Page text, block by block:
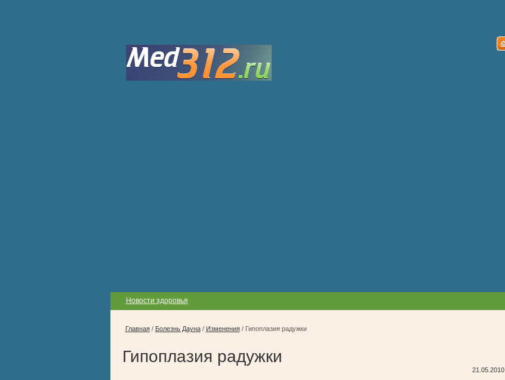
Новости здоровья
Главная/ Болезнь Дауна/ Изменения/ Гипоплазия радужки
Гипоплазия радужки
21.05.2010